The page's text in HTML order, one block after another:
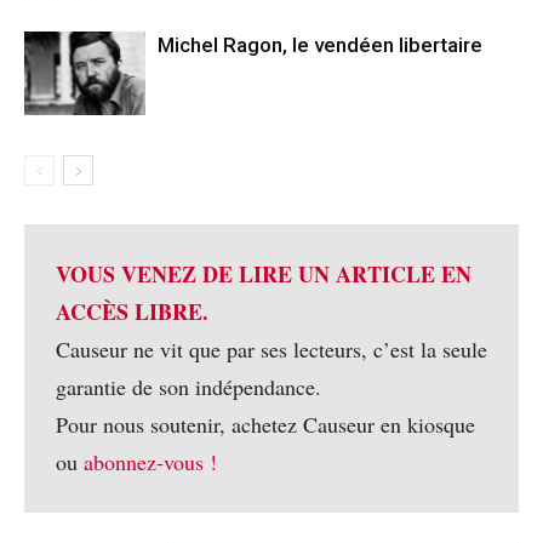
Michel Ragon, le vendéen libertaire
VOUS VENEZ DE LIRE UN ARTICLE EN
ACCÈS LIBRE.
Causeur ne vit que par ses lecteurs, c’est la seule
garantie de son indépendance.
Pour nous soutenir, achetez Causeur en kiosque
ou abonnez-vous !